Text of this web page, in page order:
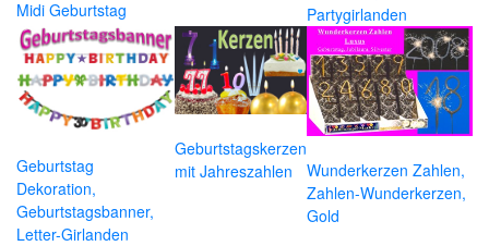
Midi Geburtstag
Partygirlanden
Geburtstag
Dekoration,
Geburtstagsbanner,
Letter-Girlanden
Geburtstagskerzen
mit Jahreszahlen
Wunderkerzen Zahlen,
Zahlen-Wunderkerzen,
Gold